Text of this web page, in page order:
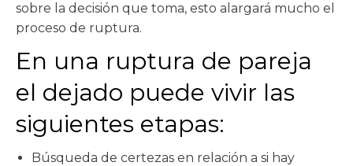
sobre la decisión que toma, esto alargará mucho el
proceso de ruptura.
En una ruptura de pareja
el dejado puede vivir las
siguientes etapas:
Búsqueda de certezas en relación a si hay